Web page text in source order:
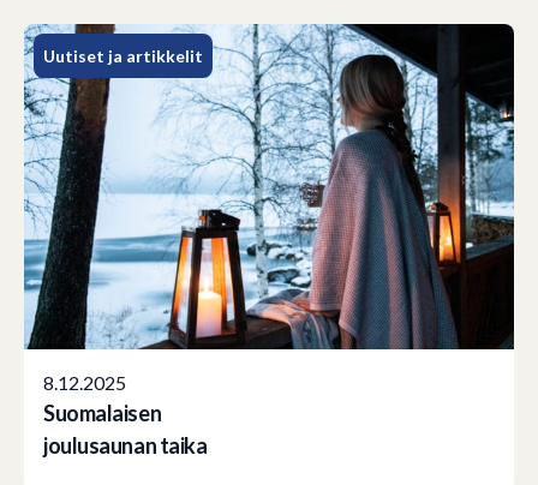
Uutiset ja artikkelit
8.12.2025
Suomalaisen
joulusaunan taika